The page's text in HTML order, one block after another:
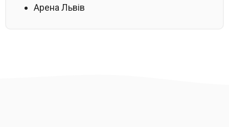
Арена Львів